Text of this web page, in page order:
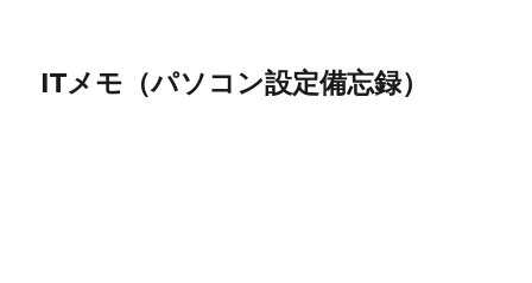
ITメモ（パソコン設定備忘録）